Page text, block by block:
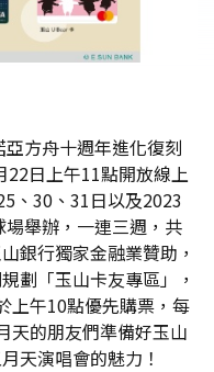
方舟十週年進化復刻
日上午11點開放線上
、30、31日以及2023
舉辦，一連三週，共
銀行獨家金融業贊助，
劃「玉山卡友專區」，
上午10點優先購票，每
天的朋友們準備好玉山
天演唱會的魅力！